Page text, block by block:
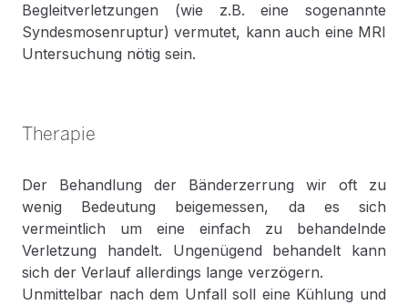
Begleitverletzungen (wie z.B. eine sogenannte
Syndesmosenruptur) vermutet, kann auch eine MRI
Untersuchung nötig sein.
Therapie
Der Behandlung der Bänderzerrung wir oft zu
wenig Bedeutung beigemessen, da es sich
vermeintlich um eine einfach zu behandelnde
Verletzung handelt. Ungenügend behandelt kann
sich der Verlauf allerdings lange verzögern.
Unmittelbar nach dem Unfall soll eine Kühlung und